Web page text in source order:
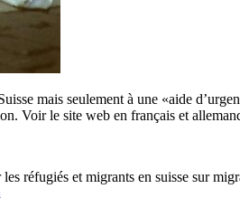
mais seulement à une «aide
Voir le site web en français et
réfugiés et migrants en suisse sur